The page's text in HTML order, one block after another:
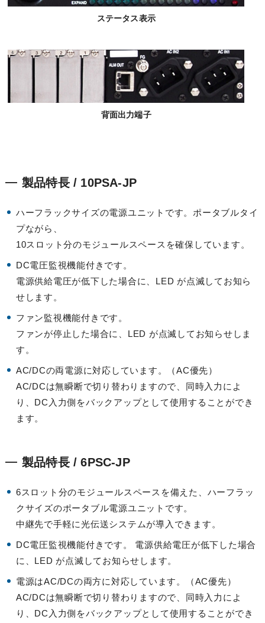
ステータス表示
背面出力端子
製品特長 / 10PSA-JP
ハーフラックサイズの電源ユニットです。ポータブルタイ
プながら、
10スロット分のモジュールスペースを確保しています。
DC電圧監視機能付きです。
電源供給電圧が低下した場合に、LED が点滅してお知ら
せします。
ファン監視機能付きです。
ファンが停止した場合に、LED が点滅してお知らせしま
す。
AC/DCの両電源に対応しています。（AC優先）
AC/DCは無瞬断で切り替わりますので、同時入力によ
り、DC入力側をバックアップとして使用することができ
ます。
製品特長 / 6PSC-JP
6スロット分のモジュールスペースを備えた、ハーフラッ
クサイズのポータブル電源ユニットです。
中継先で手軽に光伝送システムが導入できます。
DC電圧監視機能付きです。 電源供給電圧が低下した場合
に、LED が点滅してお知らせします。
電源はAC/DCの両方に対応しています。（AC優先）
AC/DCは無瞬断で切り替わりますので、同時入力によ
り、DC入力側をバックアップとして使用することができ